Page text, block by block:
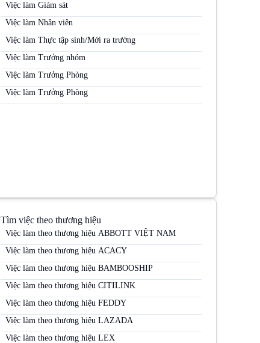
Việc làm Giám sát
Việc làm Nhân viên
Việc làm Thực tập sinh/Mới ra trường
Việc làm Trưởng nhóm
Việc làm Trưởng Phòng
Việc làm Trưởng Phòng
Tìm việc theo thương hiệu
Việc làm theo thương hiệu ABBOTT VIỆT NAM
Việc làm theo thương hiệu ACACY
Việc làm theo thương hiệu BAMBOOSHIP
Việc làm theo thương hiệu CITILINK
Việc làm theo thương hiệu FEDDY
Việc làm theo thương hiệu LAZADA
Việc làm theo thương hiệu LEX